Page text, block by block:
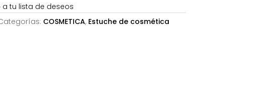
tu lista de deseos
COSMETICA, Estuche de cosmética